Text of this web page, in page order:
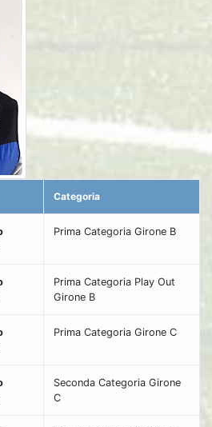
Categoria
Prima Categoria Girone B
Prima Categoria Play Out
Girone B
Prima Categoria Girone C
Seconda Categoria Girone
C